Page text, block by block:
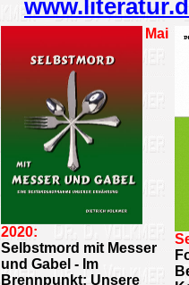
Mai
2020:
Selbstmord mit Messer
und Gabel - Im
Brennpunkt: Unsere